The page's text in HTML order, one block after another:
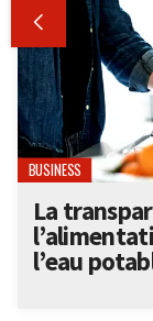

BUSINESS
La
l’eau